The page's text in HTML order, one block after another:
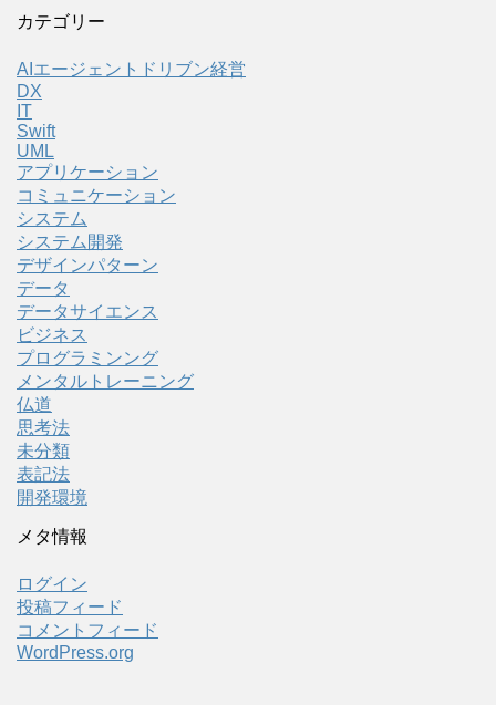
カテゴリー
AIエージェントドリブン経営
DX
IT
Swift
UML
アプリケーション
コミュニケーション
システム
システム開発
デザインパターン
データ
データサイエンス
ビジネス
プログラミンング
メンタルトレーニング
仏道
思考法
未分類
表記法
開発環境
メタ情報
ログイン
投稿フィード
コメントフィード
WordPress.org